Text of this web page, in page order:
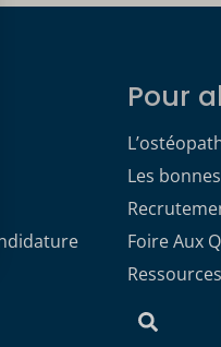
Pour
Les
Foire Aux